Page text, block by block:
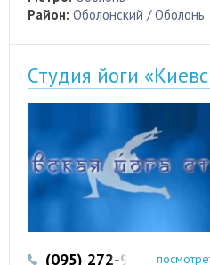
Район: Оболонский / Оболонь
Студия йоги
(095) 272-99-55 (044)